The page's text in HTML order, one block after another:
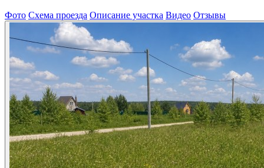
Фото Схема проезда Описание участка Видео Отзывы